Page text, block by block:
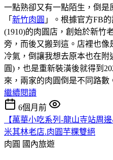
一點熟卻又有一點陌生，倒是
「 新竹肉圓 」。根據官方FB
(1910)的肉圓店，創始於新竹
旁，而後又搬到這。店裡也
冷氣，倒讓我想去原本也在附
圓)，也是重新裝潢後就得到
來，兩家的肉圓倒是不同路數
繼續閱讀
6個月前
【萬華小吃系列-龍山寺站周
米其林老店.肉圓芋粿雙絕
肉圓 國內旅遊